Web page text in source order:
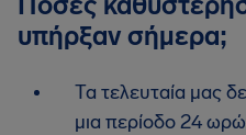
υπήρξαν σήμερα;
Τα τελευταία μας
μια περίοδο 24